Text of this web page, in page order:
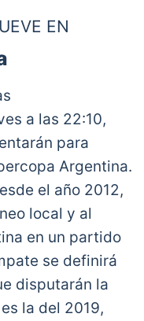
EN
el
y Huracán
a las 22:10,
para
Argentina.
el año 2012,
local y al
en un partido
se definirá
disputarán la
la del 2019,